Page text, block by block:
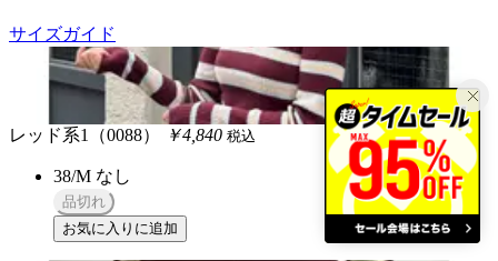
サイズガイド
レッド系1（0088） ￥4,840 税込
38/M なし
品切れ
お気に入りに追加